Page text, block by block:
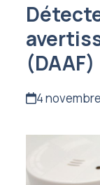
(DAAF)
4